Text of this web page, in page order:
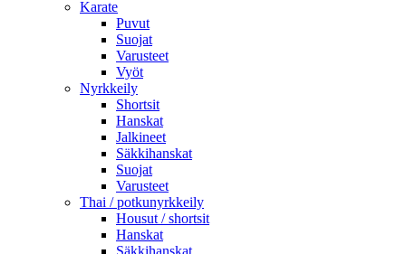
Karate
Puvut
Suojat
Varusteet
Vyöt
Nyrkkeily
Shortsit
Hanskat
Jalkineet
Säkkihanskat
Suojat
Varusteet
Thai / potkunyrkkeily
Housut / shortsit
Hanskat
Säkkihanskat